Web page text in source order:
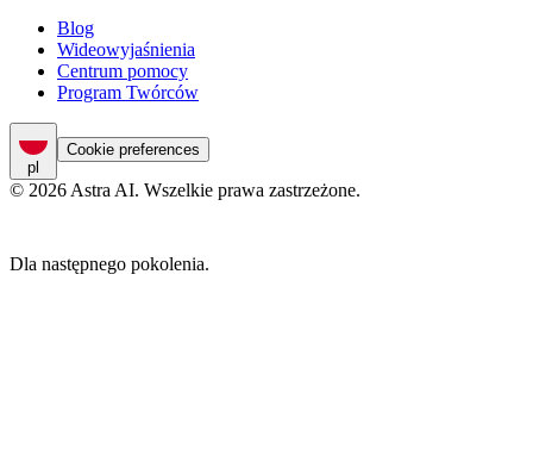
Blog
Wideowyjaśnienia
Centrum pomocy
Program Twórców
pl
Cookie preferences
© 2026 Astra AI. Wszelkie prawa zastrzeżone.
Dla następnego pokolenia.